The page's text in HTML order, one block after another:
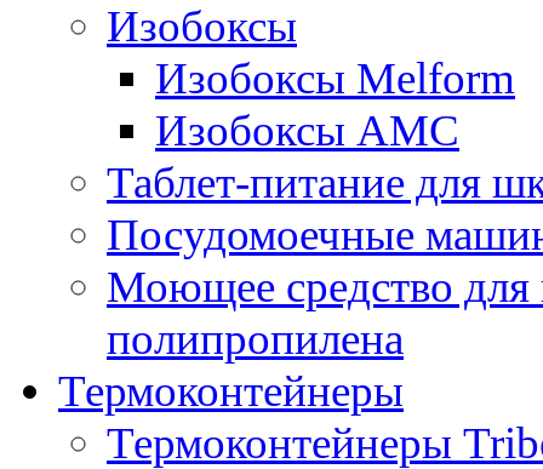
Изобоксы
Изобоксы Melform
Изобоксы AMC
Таблет-питание для
Посудомоечные
Моющее средство для
полипропилена
Термоконтейнеры
Термоконтейнеры